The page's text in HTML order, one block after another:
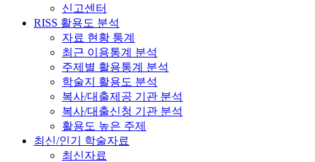
신고센터
RISS 활용도 분석
자료 현황 통계
최근 이용통계 분석
주제별 활용통계 분석
학술지 활용도 분석
복사/대출제공 기관 분석
복사/대출신청 기관 분석
활용도 높은 주제
최신/인기 학술자료
최신자료